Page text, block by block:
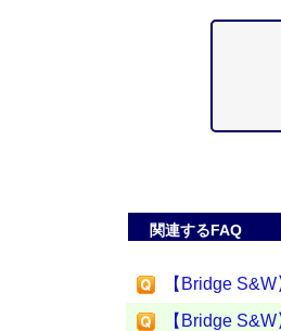
関連するFAQ
【Bridge
【Bridge